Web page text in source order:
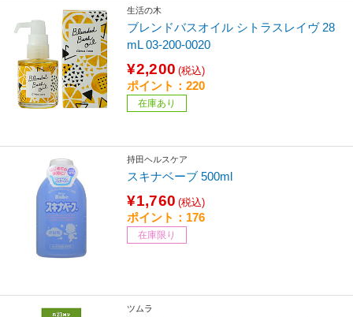
生活の木
ブレンドバスオイル シトラスレイヴ 28
mL 03-200-0020
¥2,200 (税込)
ポイント：220
在庫あり
持田ヘルスケア
スキナベーブ 500ml
¥1,760 (税込)
ポイント：176
在庫限り
ツムラ